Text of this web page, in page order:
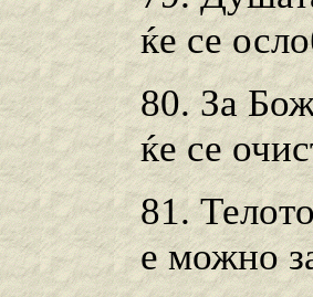
ќе се
80. За
ќе се
81.
е можно